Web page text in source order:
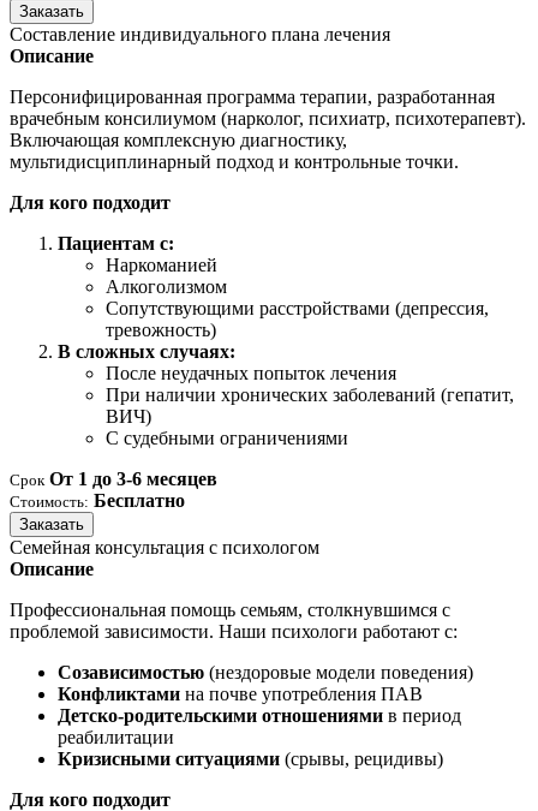
Заказать
Составление индивидуального плана лечения
Описание
Персонифицированная программа терапии, разработанная
врачебным консилиумом (нарколог, психиатр, психотерапевт).
Включающая комплексную диагностику,
мультидисциплинарный подход и контрольные точки.
Для кого подходит
Пациентам с:
Наркоманией
Алкоголизмом
Сопутствующими расстройствами (депрессия,
тревожность)
В сложных случаях:
После неудачных попыток лечения
При наличии хронических заболеваний (гепатит,
ВИЧ)
С судебными ограничениями
Срок От 1 до 3-6 месяцев
Стоимость: Бесплатно
Заказать
Семейная консультация с психологом
Описание
Профессиональная помощь семьям, столкнувшимся с
проблемой зависимости. Наши психологи работают с:
Созависимостью (нездоровые модели поведения)
Конфликтами на почве употребления ПАВ
Детско-родительскими отношениями в период
реабилитации
Кризисными ситуациями (срывы, рецидивы)
Для кого подходит